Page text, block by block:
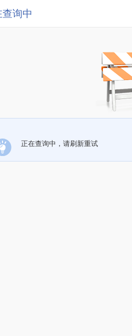
查询中
正在查询中，请刷新重试